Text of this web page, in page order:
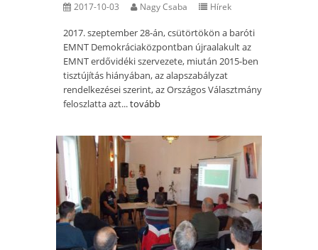
2017-10-03 Nagy Csaba Hírek
2017. szeptember 28-án, csütörtökön a baróti
EMNT Demokráciaközpontban újraalakult az
EMNT erdővidéki szervezete, miután 2015-ben
tisztújítás hiányában, az alapszabályzat
rendelkezései szerint, az Országos Választmány
feloszlatta azt...tovább